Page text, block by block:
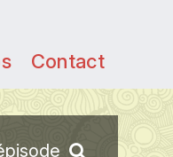
Contact